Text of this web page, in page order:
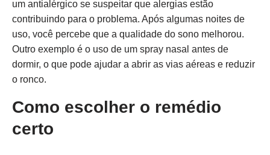
um antialérgico se suspeitar que alergias estão
contribuindo para o problema. Após algumas noites de
uso, você percebe que a qualidade do sono melhorou.
Outro exemplo é o uso de um spray nasal antes de
dormir, o que pode ajudar a abrir as vias aéreas e reduzir
o ronco.
Como escolher o remédio
certo